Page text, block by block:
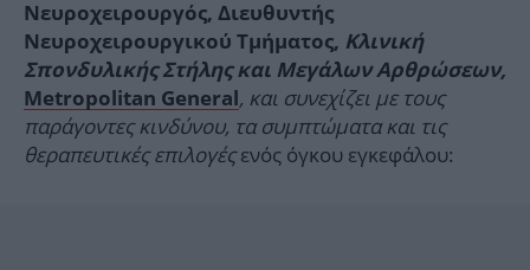
Νευροχειρουργός, Διευθυντής
Νευροχειρουργικού Τμήματος, Κλινική
Σπονδυλικής Στήλης και Μεγάλων Αρθρώσεων,
Metropolitan General , και συνεχίζει με τους
παράγοντες κινδύνου, τα συμπτώματα και τις
θεραπευτικές επιλογέςενός όγκου εγκεφάλου: